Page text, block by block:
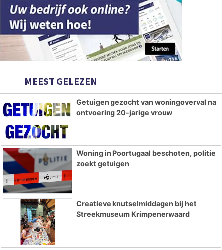
MEEST GELEZEN
Getuigen gezocht van woningoverval na
ontvoering 20-jarige vrouw
Woning in Poortugaal beschoten, politie
zoekt getuigen
Creatieve knutselmiddagen bij het
Streekmuseum Krimpenerwaard